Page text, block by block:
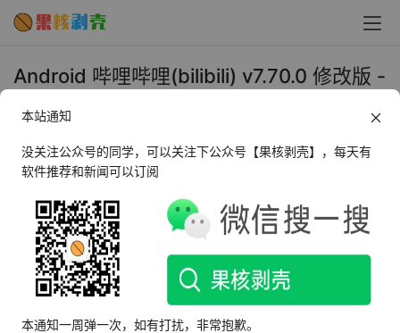
Android 哔哩哔哩(bilibili) v7.70.0 修改版 -
2024年3月13日 上午11:21 媒体播放
所谓的B站就是这货，bilibili现为国内最大的年轻人潮流文
化娱乐社区，该网站于2009年6月26日创建，又称“B站”。
目前bilibili活跃用户超过1.5亿，每天视频播放量超过一亿，
弹幕总量超过14亿，原创投稿总数超过1000万，用户平均
年龄17岁。是很多青少年喜欢的视频社区。
本站通知
没关注公众号的同学，可以关注下公众号【果核剥壳】，每天有
软件推荐和新闻可以订阅
本通知一周弹一次，如有打扰，非常抱歉。